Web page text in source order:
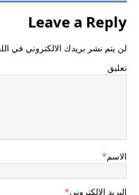
Leave a Reply
لن يتم نشر بريدك الالكتروني في
تعليق
الاسم*
البريد الالكتروني*